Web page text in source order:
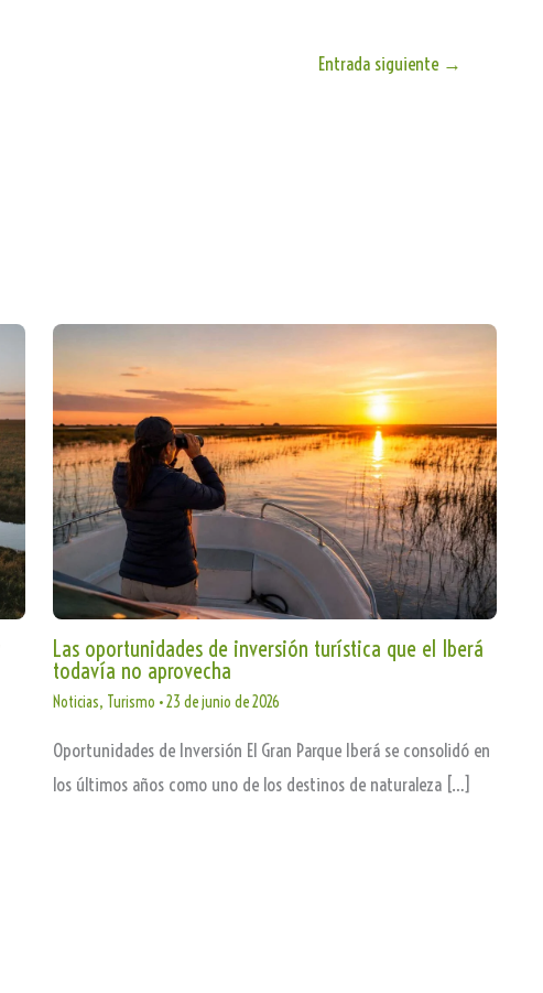
Entrada siguiente →
Las oportunidades de inversión turística que el Iberá
todavía no aprovecha
Noticias, Turismo •23 de junio de 2026
Oportunidades de Inversión El Gran Parque Iberá se consolidó en
los últimos años como uno de los destinos de naturaleza […]